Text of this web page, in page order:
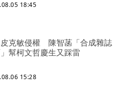
18:45
克敏侵權 陳智菡「合成雜誌
幫柯文哲慶生又踩雷
15:28